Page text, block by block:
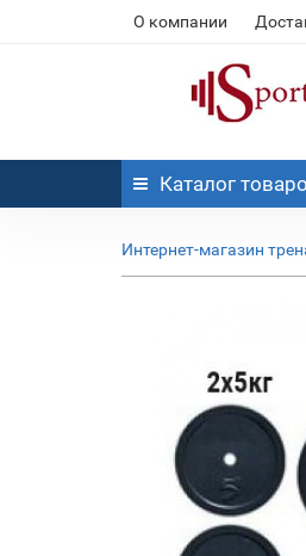
О компании
Каталог
Интернет-магазин